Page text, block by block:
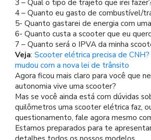
3 – Qual o tipo de trajeto que irei
4 – Quanto eu gasto de combustível/
5- Quanto gastarei de energia com
6- Quanto custa a scooter que eu
7 – Quanto será o IPVA da minha
Veja: Scooter elétrica precisa de
mudou com a nova lei de trânsito
Agora ficou mais claro para você que
autonomia vive uma scooter?
Mas se você ainda está com dúvidas
quilômetros uma scooter elétrica faz,
questionamento, fale agora mesmo
Estamos preparados para te